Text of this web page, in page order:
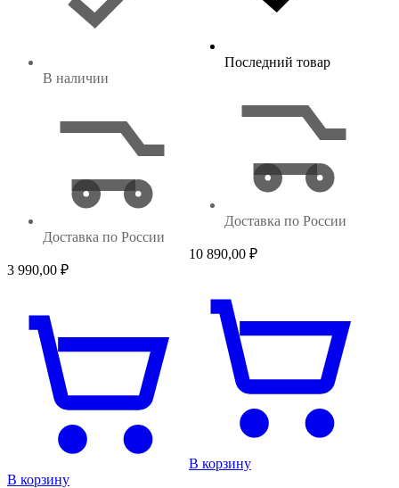
В наличии
Доставка по России
3 990,00 ₽
В корзину
Последний товар
Доставка по России
10 890,00 ₽
В корзину